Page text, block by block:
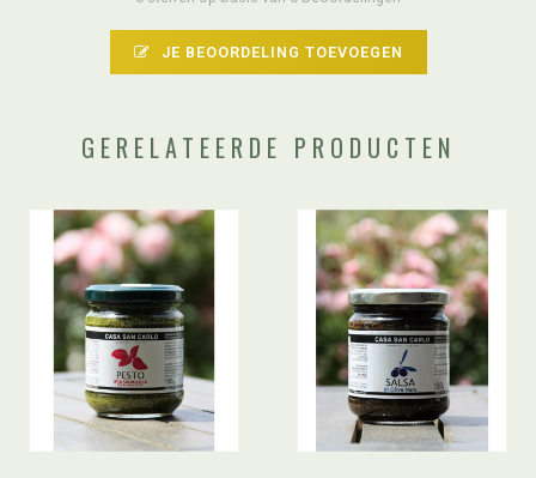
JE BEOORDELING TOEVOEGEN
GERELATEERDE PRODUCTEN